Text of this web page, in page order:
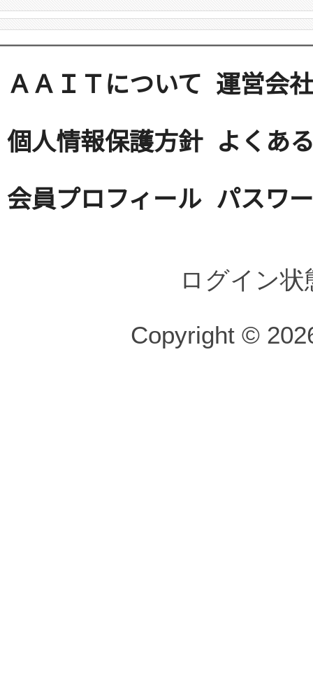
ＡＡＩＴについて 運営会社
個人情報保護方針 よくあ
会員プロフィール パスワ
ログイン
Copyright ©